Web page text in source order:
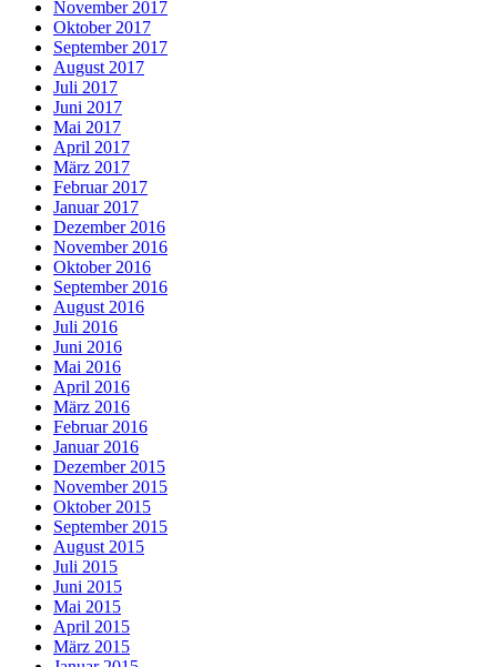
November 2017
Oktober 2017
September 2017
August 2017
Juli 2017
Juni 2017
Mai 2017
April 2017
März 2017
Februar 2017
Januar 2017
Dezember 2016
November 2016
Oktober 2016
September 2016
August 2016
Juli 2016
Juni 2016
Mai 2016
April 2016
März 2016
Februar 2016
Januar 2016
Dezember 2015
November 2015
Oktober 2015
September 2015
August 2015
Juli 2015
Juni 2015
Mai 2015
April 2015
März 2015